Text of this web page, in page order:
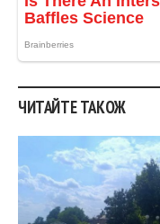
ЧИТАЙТЕ ТАКОЖ